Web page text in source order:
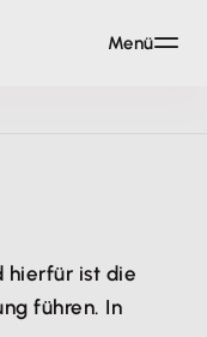
hierfür ist die
führen. In
Menü